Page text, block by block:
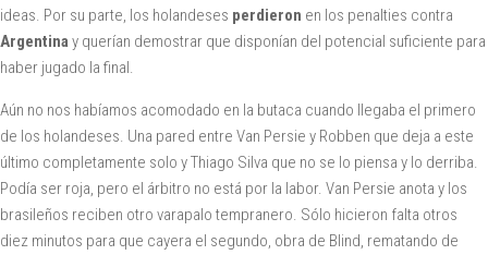
ideas. Por su parte, los holandeses perdieron en los penalties contra
Argentinay querían demostrar que disponían del potencial suficiente para
haber jugado la final.
Aún no nos habíamos acomodado en la butaca cuando llegaba el primero
de los holandeses. Una pared entre Van Persie y Robben que deja a este
último completamente solo y Thiago Silva que no se lo piensa y lo derriba.
Podía ser roja, pero el árbitro no está por la labor. Van Persie anota y los
brasileños reciben otro varapalo tempranero. Sólo hicieron falta otros
diez minutos para que cayera el segundo, obra de Blind, rematando de